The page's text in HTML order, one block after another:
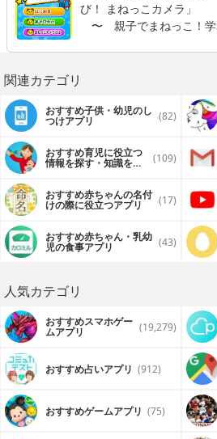
び！ まねっこカメラ」
〜 親子でまねっこ！学
関連カテゴリ
おすすめ子供・幼児のし
つけアプリ (82)
おすすめ育児に役立つ
情報を探す・知識を得 (109)
おすすめ赤ちゃんの名付
けの際に役立つアプリ (17)
おすすめ赤ちゃん・乳幼
児の食事アプリ (43)
人気カテゴリ
おすすめスマホゲー
ムアプリ (19,279)
おすすめ占いアプリ (912)
おすすめゲームアプリ (75)